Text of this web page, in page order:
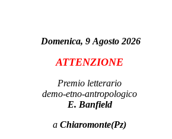
Domenica, 9 Agosto 2026
ATTENZIONE
Premio letterario
demo-etno-antropologico
E. Banfield
a Chiaromonte(Pz)